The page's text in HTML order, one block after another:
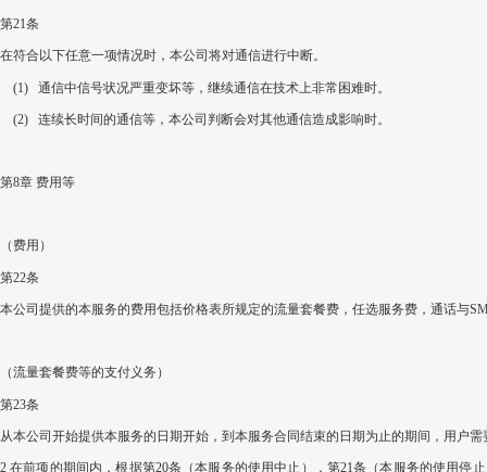
第21条
在符合以下任意一项情况时 ， 本公司将对通信进行中断。
(1) 通信中信号状况严重变坏等，继续通信在技术上非常困难时。
(2) 连续长时间的通信等，本公司判断会对其他通信造成影响时。
第8章 费用等
（费用）
第22条
本公司提供的本服务的费用包括价格表所规定的流量套餐费，任选服务费，通话与
（流量套餐费等的支付义务）
第23条
从本公司开始提供本服务的日期开始，到本服务合同结束的日期为止的期间，用户
2在前项的期间内，根据第20条（本服务的使用中止 ），第21条（本服务的使用停止